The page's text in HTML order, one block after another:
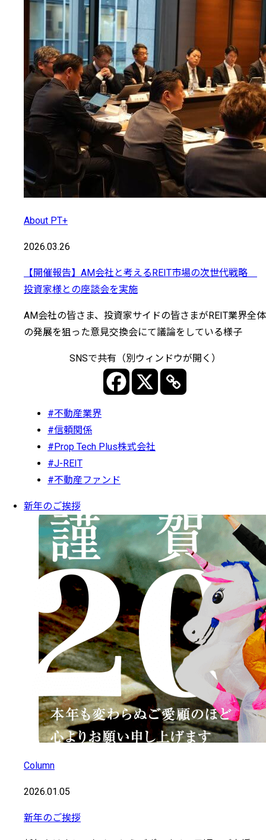
About PT+
2026.03.26
【開催報告】AM会社と考えるREIT市場の次世代戦略
投資家様との座談会を実施
AM会社の皆さま、投資家サイドの皆さまがREIT業界全体
の発展を狙った意見交換会にて議論をしている様子
SNSで共有（別ウィンドウが開く）
#不動産業界
#信頼関係
#Prop Tech Plus株式会社
#J-REIT
#不動産ファンド
新年のご挨拶
Column
2026.01.05
新年のご挨拶